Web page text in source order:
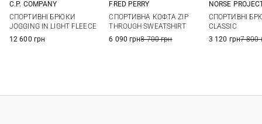
C.P. COMPANY
СПОРТИВНІ БРЮКИ
JOGGING IN LIGHT FLEECE
12 600 грн
XXL
L XL
FRED PERRY
СПОРТИВНА КОФТА ZIP
THROUGH SWEATSHIRT
6 090 грн8 700 грн
NORSE
СПОРТИВНІ
CLASSIC
3 120 грн7 800